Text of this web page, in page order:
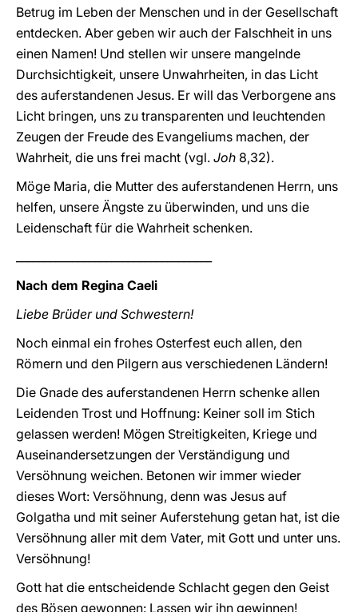
Betrug im Leben der Menschen und in der Gesellschaft
entdecken. Aber geben wir auch der Falschheit in uns
einen Namen! Und stellen wir unsere mangelnde
Durchsichtigkeit, unsere Unwahrheiten, in das Licht
des auferstandenen Jesus. Er will das Verborgene ans
Licht bringen, uns zu transparenten und leuchtenden
Zeugen der Freude des Evangeliums machen, der
Wahrheit, die uns frei macht (vgl. Joh 8,32).
Möge Maria, die Mutter des auferstandenen Herrn, uns
helfen, unsere Ängste zu überwinden, und uns die
Leidenschaft für die Wahrheit schenken.
Nach dem Regina Caeli
Liebe Brüder und Schwestern!
Noch einmal ein frohes Osterfest euch allen, den
Römern und den Pilgern aus verschiedenen Ländern!
Die Gnade des auferstandenen Herrn schenke allen
Leidenden Trost und Hoffnung: Keiner soll im Stich
gelassen werden! Mögen Streitigkeiten, Kriege und
Auseinandersetzungen der Verständigung und
Versöhnung weichen. Betonen wir immer wieder
dieses Wort: Versöhnung, denn was Jesus auf
Golgatha und mit seiner Auferstehung getan hat, ist die
Versöhnung aller mit dem Vater, mit Gott und unter uns.
Versöhnung!
Gott hat die entscheidende Schlacht gegen den Geist
des Bösen gewonnen: Lassen wir ihn gewinnen!